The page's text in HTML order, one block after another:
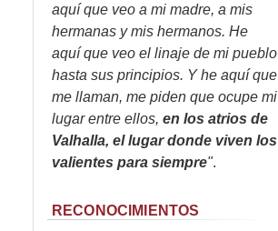
aquí que veo a mi madre, a mis
hermanas y mis hermanos. He
aquí que veo el linaje de mi pueblo
hasta sus principios. Y he aquí que
me llaman, me piden que ocupe mi
lugar entre ellos, en los atrios de
Valhalla, el lugar donde viven los
valientes para siempre".
RECONOCIMIENTOS